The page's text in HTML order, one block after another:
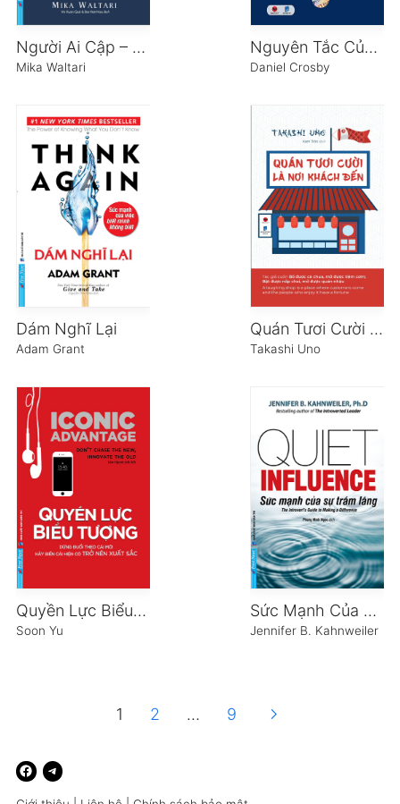
Người Ai Cập – Quyền lực và Tình yêu – Tập 1
Mika Waltari
Nguyên Tắc Của Thịnh Vượng
Daniel Crosby
Dám Nghĩ Lại
Adam Grant
Quán Tươi Cười Là Nơi Khách Đến
Takashi Uno
Quyền Lực Biểu Tượng
Soon Yu
Sức Mạnh Của Sự Trầm Lắng
Jennifer B. Kahnweiler
1 2 … 9 chevron_right